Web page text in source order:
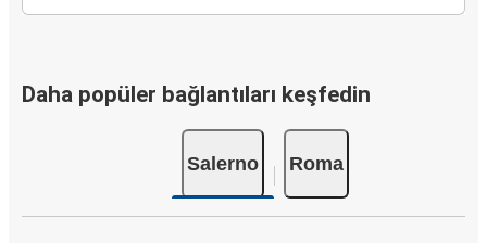
Daha popüler bağlantıları keşfedin
Salerno Roma